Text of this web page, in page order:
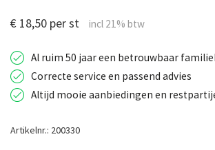
€ 18,50 per st
Al ruim 50 jaar een betrouwbaar
Correcte service en passend advies
Altijd mooie aanbiedingen en
Artikelnr.: 200330